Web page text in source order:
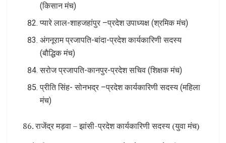
(किसान मंच)
प्यारे लाल-शाहजहांपुर –प्रदेश उपाध्यक्ष (श्रमिक मंच)
अंगनूराम प्रजापति-बांदा-प्रदेश कार्यकारिणी सदस्य
(बौद्धिक मंच)
सरोज प्रजापति-कानपुर-प्रदेश सचिव (शिक्षक मंच)
प्रीति सिंह- सोनभद्र –प्रदेश कार्यकारिणी सदस्य (महिला
मंच)
86. राजेंद्र मड़वा – झांसी-प्रदेश कार्यकारिणी सदस्य (युवा मंच)